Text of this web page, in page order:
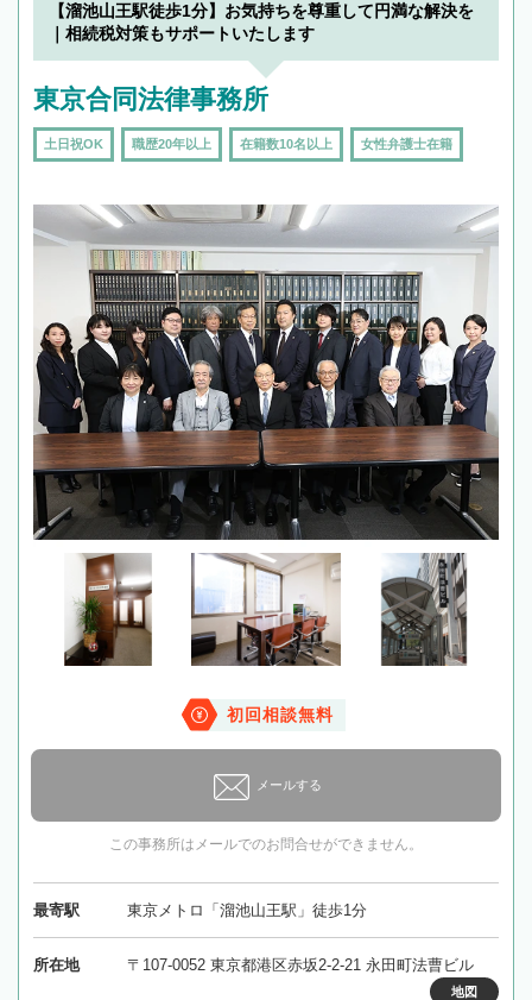
【溜池山王駅徒歩1分】お気持ちを尊重して円満な解決を
｜相続税対策もサポートいたします
東京合同法律事務所
土日祝OK 職歴20年以上 在籍数10名以上 女性弁護士在籍
初回相談無料
メールする
この事務所はメールでのお問合せができません。
最寄駅 東京メトロ「溜池山王駅」徒歩1分
所在地 〒107-0052 東京都港区赤坂2-2-21 永田町法曹ビル
地図